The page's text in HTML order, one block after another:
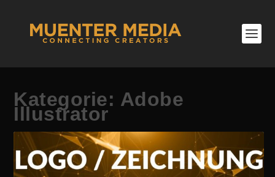
Kategorie: Adobe
Illustrator